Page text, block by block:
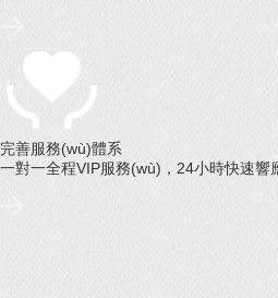
完善服務(wù)體系
一對一全程VIP服務(wù)，24小時快速響